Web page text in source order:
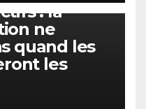
: la
ne
quand les
les